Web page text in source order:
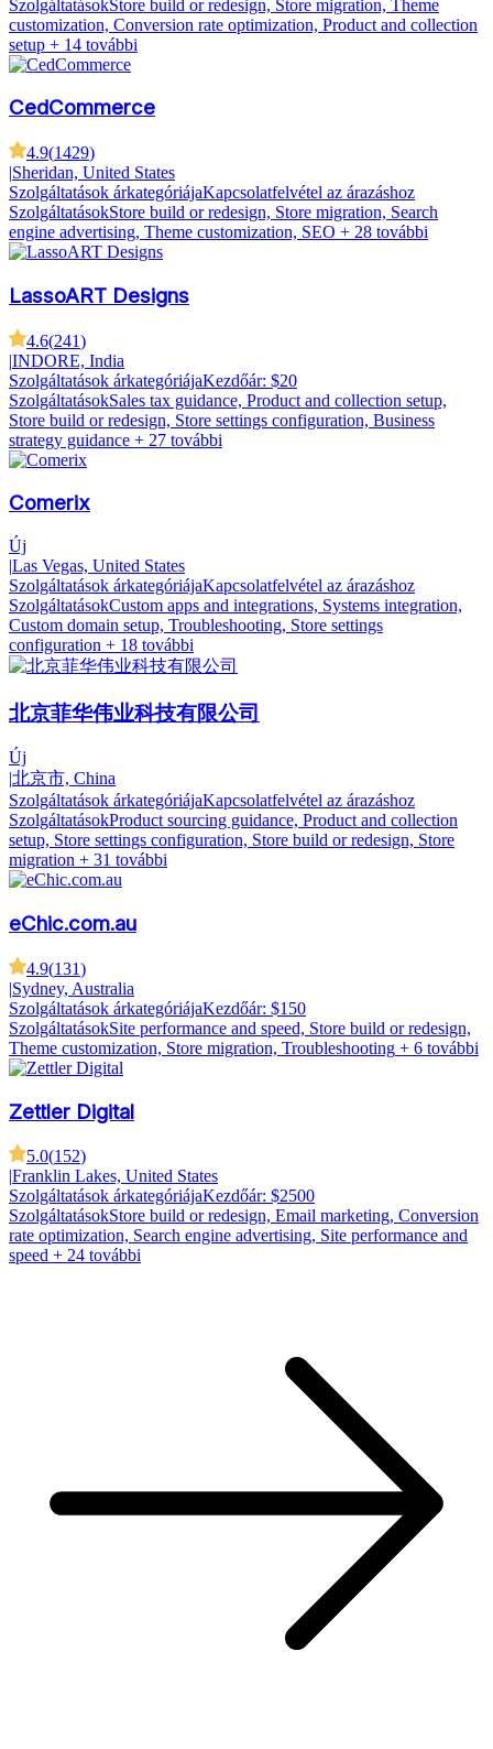
SzolgáltatásokStore build or redesign, Store migration, Theme
customization, Conversion rate optimization, Product and collection
setup + 14 további
CedCommerce
4.9(1429)
|Sheridan, United States
Szolgáltatások árkategóriájaKapcsolatfelvétel az árazáshoz
SzolgáltatásokStore build or redesign, Store migration, Search
engine advertising, Theme customization, SEO + 28 további
LassoART Designs
4.6(241)
|INDORE, India
Szolgáltatások árkategóriájaKezdőár: $20
SzolgáltatásokSales tax guidance, Product and collection setup,
Store build or redesign, Store settings configuration, Business
strategy guidance + 27 további
Comerix
Új
|Las Vegas, United States
Szolgáltatások árkategóriájaKapcsolatfelvétel az árazáshoz
SzolgáltatásokCustom apps and integrations, Systems integration,
Custom domain setup, Troubleshooting, Store settings
configuration + 18 további
北京菲华伟业科技有限公司
Új
|北京市, China
Szolgáltatások árkategóriájaKapcsolatfelvétel az árazáshoz
SzolgáltatásokProduct sourcing guidance, Product and collection
setup, Store settings configuration, Store build or redesign, Store
migration + 31 további
eChic.com.au
4.9(131)
|Sydney, Australia
Szolgáltatások árkategóriájaKezdőár: $150
SzolgáltatásokSite performance and speed, Store build or redesign,
Theme customization, Store migration, Troubleshooting + 6 további
Zettler Digital
5.0(152)
|Franklin Lakes, United States
Szolgáltatások árkategóriájaKezdőár: $2500
SzolgáltatásokStore build or redesign, Email marketing, Conversion
rate optimization, Search engine advertising, Site performance and
speed + 24 további